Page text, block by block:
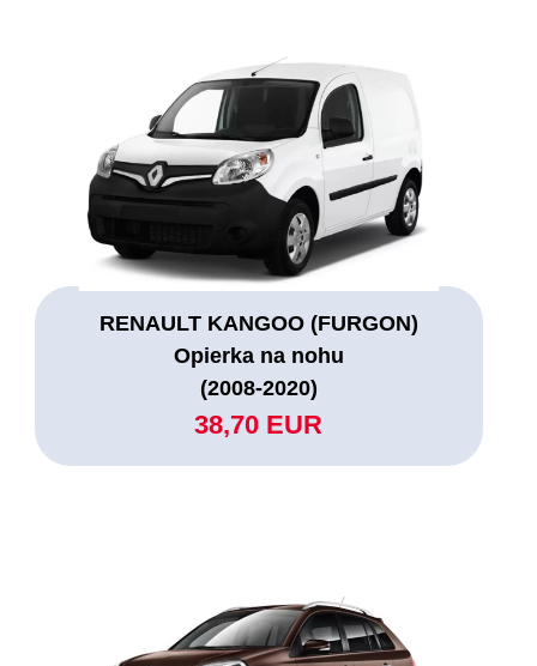
RENAULT KANGOO (FURGON)
Opierka na nohu
(2008-2020)
38,70 EUR